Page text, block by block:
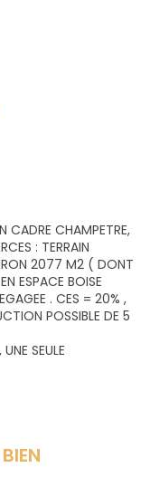
CADRE CHAMPETRE,
: TERRAIN
2077 M2 ( DONT
ESPACE BOISE
. CES = 20% ,
POSSIBLE DE 5
SEULE